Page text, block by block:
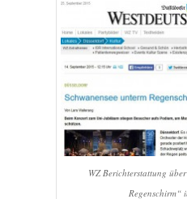
WZ Berichterstattung
Regenschirm“